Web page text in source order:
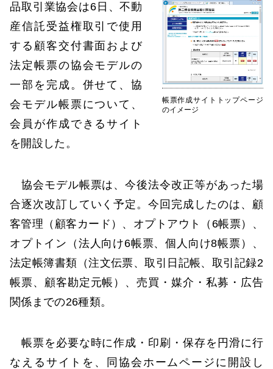
帳票作成サイトトップページ
のイメージ
品取引業協会は6日、不動
産信託受益権取引で使用
する顧客交付書面および
法定帳票の協会モデルの
一部を完成。併せて、協
会モデル帳票について、
会員が作成できるサイト
を開設した。
協会モデル帳票は、今後法令改正等があった場
合逐次改訂していく予定。今回完成したのは、顧
客管理（顧客カード）、オプトアウト（6帳票）、
オプトイン（法人向け6帳票、個人向け8帳票）、
法定帳簿書類（注文伝票、取引日記帳、取引記録2
帳票、顧客勘定元帳）、売買・媒介・私募・広告
関係までの26種類。
帳票を必要な時に作成・印刷・保存を円滑に行
なえるサイトを、同協会ホームページに開設し